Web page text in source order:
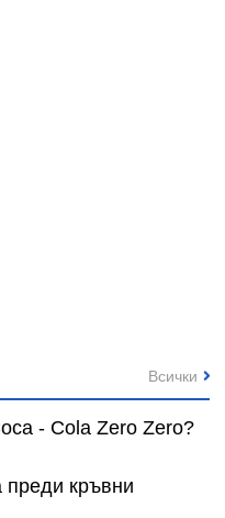
- Cola Zero Zero?
кръвни
Всички